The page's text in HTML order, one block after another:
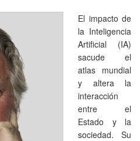
El impacto de
la Inteligencia
Artificial (IA)
sacude el
atlas mundial
y altera la
interacción
entre el
Estado y la
sociedad. Su